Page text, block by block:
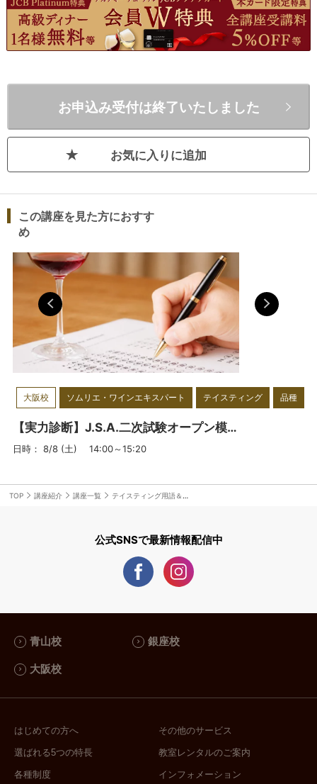
・【まずはこの講座】合格できるテイスティングの基本：赤＆白
＋【得点力アップ】得点に結びつく蒸留酒とリキュールを徹底解
説 琥珀色編＆無色透明編
これから二次試験対策を始める方や、既に対策を始めているものの
不安がある方にまずオススメの講座は、全4回の「合格力UP！【
格力UP！テイスティングコンプリートプラン（全4回）<大阪校>】
基本から応用まで一通り学ぶことができ着実に得点力がUPします。
週1回2時間で、全32種類のテイスティングで着実に合格に近づきま
す。振替も可能です。
このコンプリートプランを受講できない方は、
単発講座
せて受講することで、得点力アップを図りましょう。
コンプリートプランをご受講の方は、苦手克服やさらなる得点力ア
ップのために、単発講座を効果的にくみあわせることで合格を確実
なものにしていきましょう。
「コンプリートプランが受講できない」「コンプリートプランの第1
回の内容がわからなかった/もう一度復習したい」といった方へでき
るだけ早期に受講していただきたいのが、単発受講できる「【まず
はこの講座】合格できるテイスティングの基本：白ワイン編
」講座です。白と赤に分かれていますので、必要に応じてご受講
地を特定できるように磨きをかけたい」といった方におススメなの
【基礎力強化】試験によく出る6品種を徹底習得：パターン
【基礎力強化】試験によく出る6品種を徹底習得：パターン2
です。それぞれ、各主要品種とじっくり向き合い特徴を確認する内
そして、本番前に必ず受講してほしい
ィングする、まさに模擬試験。全8種類ご用意していますので、繰り
【総仕上げに】テイスティング模擬試験①
【総仕上げに】テイスティング模擬試験②
お気に入りに追加
お申込み受付は終了いたしました
この講座を見た方におすす
め
大阪校 ソムリエ・ワインエキスパート テイスティング 品種
【実力診断】J.S.A.二次試験オープン模試 ＜大阪校＞
日時： 8/8 (土) 14:00～15:20
TOP 講座紹介 講座一覧 テイスティング用語＆徹底解説（150分）
公式SNSで最新情報配信中
青山校 銀座校
大阪校
はじめての方へ
選ばれる5つの特長
各種制度
その他のサービス
教室レンタルのご案内
インフォメーション